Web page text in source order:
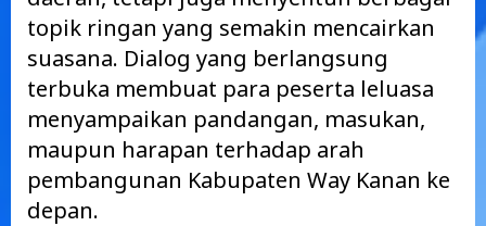
topik ringan yang semakin mencairkan
suasana. Dialog yang berlangsung
terbuka membuat para peserta leluasa
menyampaikan pandangan, masukan,
maupun harapan terhadap arah
pembangunan Kabupaten Way Kanan ke
depan.